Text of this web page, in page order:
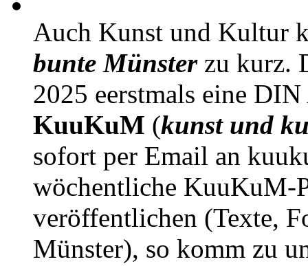
Auch Kunst und Kultur
bunte Münsterzu kurz.
2025 eerstmals eine
KuuKuM (kunst und
sofort per Email an
wöchentliche KuuKuM-
veröffentlichen (Texte,
Münster), so komm zu